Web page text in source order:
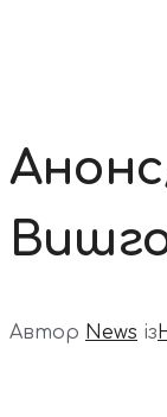
Автор News із